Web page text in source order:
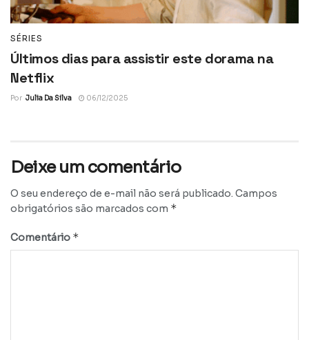
SÉRIES
Últimos dias para assistir este dorama na
Netflix
Por Julia Da Silva 06/12/2025
Deixe um comentário
O seu endereço de e-mail não será publicado. Campos
obrigatórios são marcados com *
Comentário *